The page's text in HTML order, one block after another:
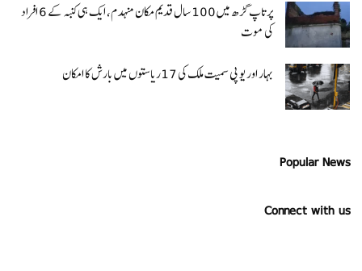
پرتاپ گڑھ میں 100 سال قدیم مکان منہدم، ایک ہی کنبہ کے 6 افراد
کی موت
بہار اور یو پی سمیت ملک کی 17ریاستوں میں بارش کا امکان
Popular News
Connect with us